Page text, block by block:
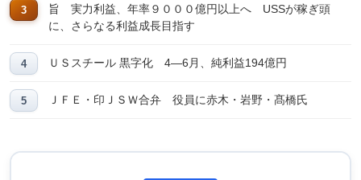
旨 実力利益、年率９０００億円以上へ USSが稼ぎ頭
に、さらなる利益成長目指す
ＵＳスチール 黒字化 4―6月、純利益194億円
ＪＦＥ・印ＪＳＷ合弁 役員に赤木・岩野・髙橋氏